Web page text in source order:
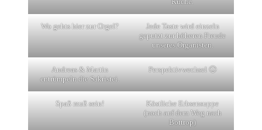
Wo gehts hier zur Orgel?
Jede Taste wird einzeln
geputzt zur höheren Freude
unseres Organisten.
Andreas & Martin
entrümpeln die Sakristei.
Perspektivwechsel 🙂
Spaß muß sein!
Köstliche Erbsensuppe
(noch auf dem Weg nach
Bottrop)